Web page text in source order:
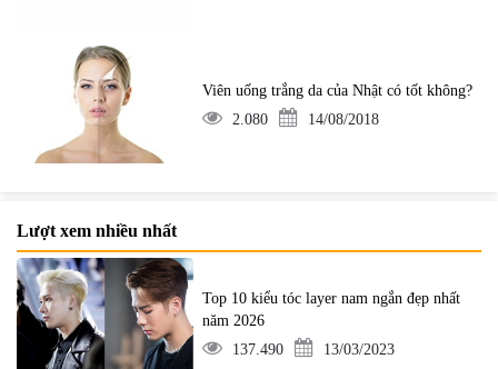
Viên uống trắng da của Nhật có tốt không?
2.080
14/08/2018
Lượt xem nhiều nhất
Top 10 kiểu tóc layer nam ngắn đẹp nhất
năm 2026
137.490
13/03/2023